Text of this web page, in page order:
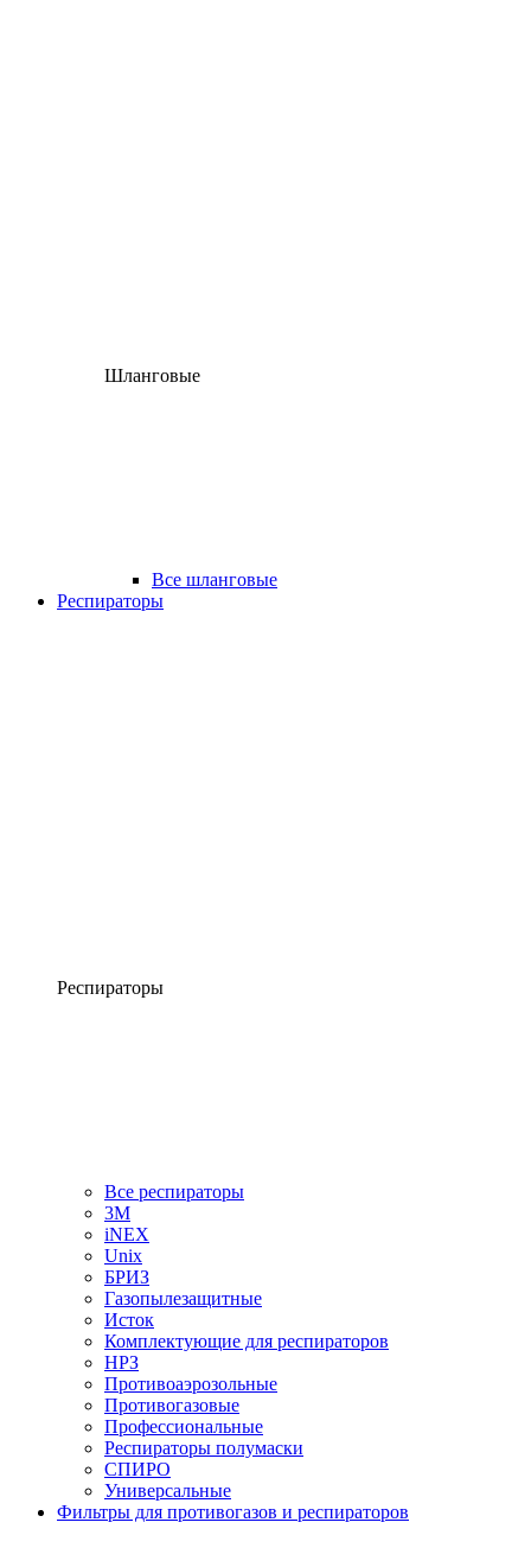
Шланговые
Все шланговые
Респираторы
Респираторы
Все респираторы
3М
iNEX
Unix
БРИЗ
Газопылезащитные
Исток
Комплектующие для респираторов
НРЗ
Противоаэрозольные
Противогазовые
Профессиональные
Респираторы полумаски
СПИРО
Универсальные
Фильтры для противогазов и респираторов